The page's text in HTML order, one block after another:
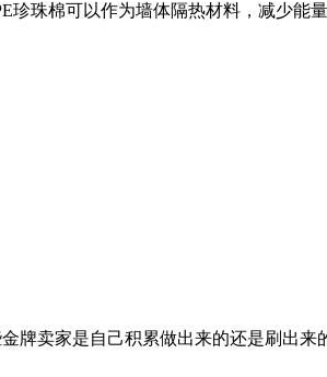
珠棉可以作为墙体隔热材料，减少能
牌卖家是自己积累做出来的还是刷出来